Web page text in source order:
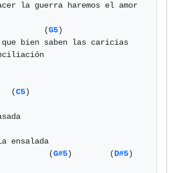
la guerra haremos el amor
(G5)
bien saben las caricias
(C5)
ensalada
(G#5)        (D#5)